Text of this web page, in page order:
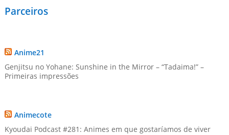
Parceiros
Anime21
Genjitsu no Yohane: Sunshine in the Mirror – “Tadaima!” –
Primeiras impressões
Animecote
Kyoudai Podcast #281: Animes em que gostaríamos de viver